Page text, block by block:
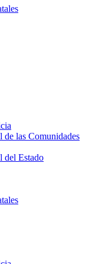
las Comunidades
del Estado